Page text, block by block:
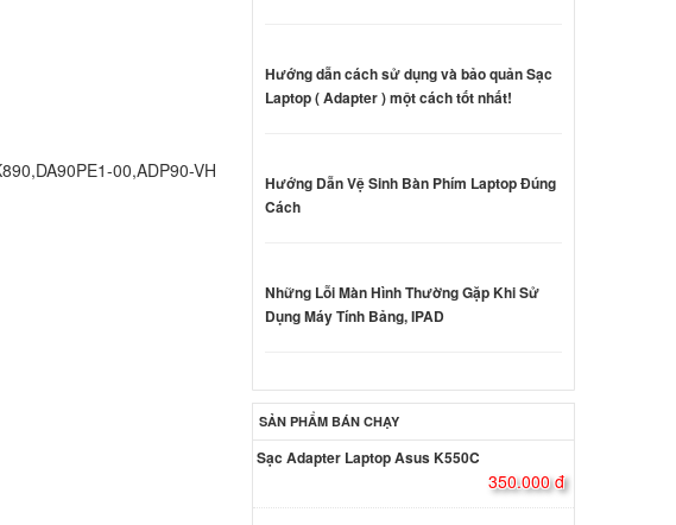
00,ADP90-VH
Hướng dẫn cách sử dụng và bảo quản Sạc
Laptop ( Adapter ) một cách tốt nhất!
Hướng Dẫn Vệ Sinh Bàn Phím Laptop Đúng
Cách
Những Lỗi Màn Hình Thường Gặp Khi Sử
Dụng Máy Tính Bảng, IPAD
SẢN PHẨM BÁN CHẠY
Sạc Adapter Laptop Asus K550C
350.000 đ